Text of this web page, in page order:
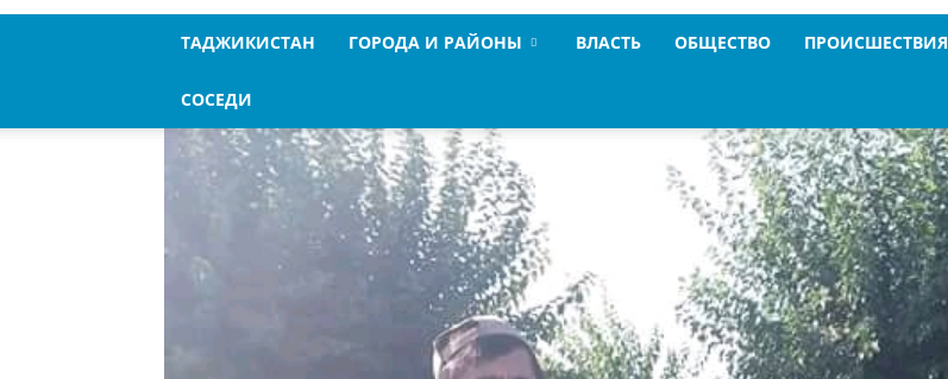
ТАДЖИКИСТАН ГОРОДА И РАЙОНЫ ВЛАСТЬ ОБЩЕСТВО ПРОИСШЕСТВИЯ
СОСЕДИ